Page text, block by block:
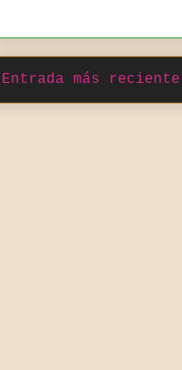
Entrada más reciente